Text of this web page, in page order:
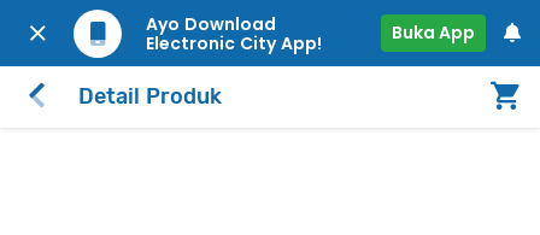
Ayo Download
Electronic City App!
Buka App
Detail Produk